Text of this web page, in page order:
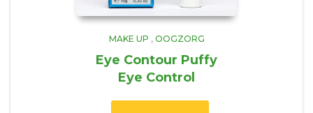
MAKE UP , OOGZORG
Eye Contour Puffy
Eye Control